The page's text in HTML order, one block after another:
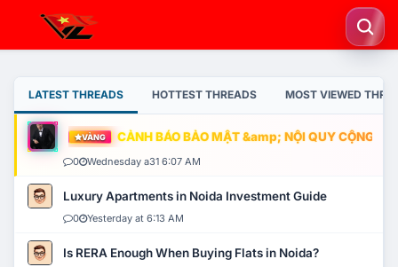
LATEST THREADS HOTTEST THREADS MOST VIEWED
VÀNG CẢNH BÁO BẢO MẬT &amp; NỘI QUY CỘNG
0 Wednesday a31 6:07 AM
Luxury Apartments in Noida Investment Guide
0 Yesterday at 6:13 AM
Is RERA Enough When Buying Flats in Noida?